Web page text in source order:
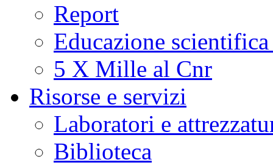
Report
Educazione
5 X Mille al Cnr
Risorse e servizi
Laboratori e
Biblioteca